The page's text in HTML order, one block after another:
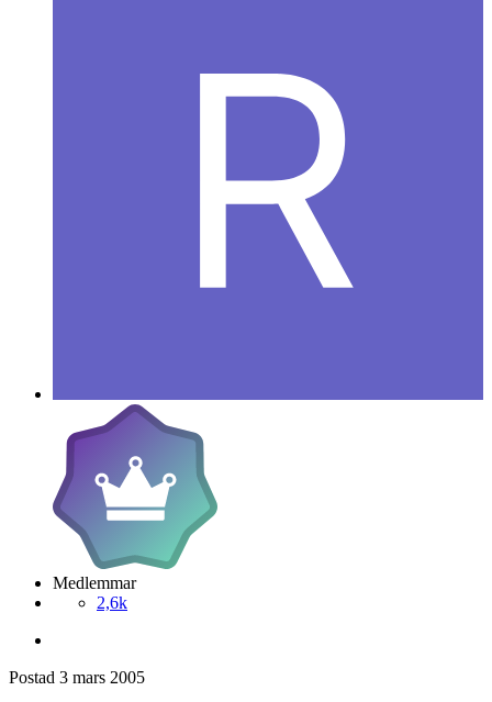
Medlemmar
2,6k
Postad 3 mars 2005